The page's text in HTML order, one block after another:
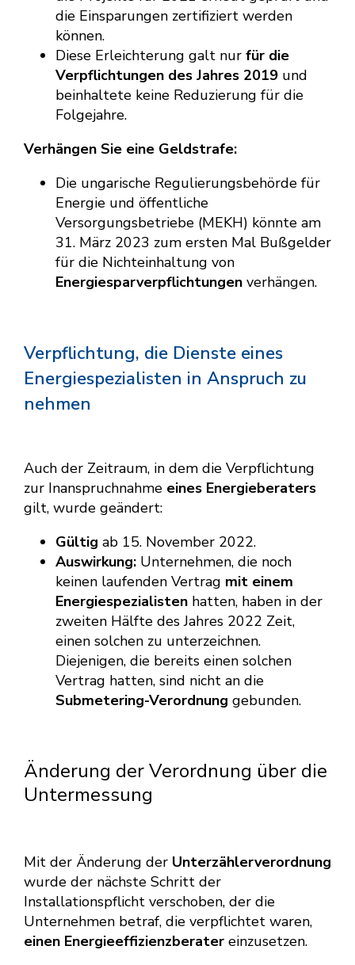
die Einsparungen zertifiziert werden
können.
Diese Erleichterung galt nur für die
Verpflichtungen des Jahres 2019 und
beinhaltete keine Reduzierung für die
Folgejahre.
Verhängen Sie eine Geldstrafe:
Die ungarische Regulierungsbehörde für
Energie und öffentliche
Versorgungsbetriebe (MEKH) könnte am
31. März 2023 zum ersten Mal Bußgelder
für die Nichteinhaltung von
Energiesparverpflichtungen verhängen.
Verpflichtung, die Dienste eines
Energiespezialisten in Anspruch zu
nehmen
Auch der Zeitraum, in dem die Verpflichtung
zur Inanspruchnahme eines Energieberaters
gilt, wurde geändert:
Gültig ab 15. November 2022.
Auswirkung: Unternehmen, die noch
keinen laufenden Vertrag mit einem
Energiespezialisten hatten, haben in der
zweiten Hälfte des Jahres 2022 Zeit,
einen solchen zu unterzeichnen.
Diejenigen, die bereits einen solchen
Vertrag hatten, sind nicht an die
Submetering-Verordnung gebunden.
Änderung der Verordnung über die
Untermessung
Mit der Änderung der Unterzählerverordnung
wurde der nächste Schritt der
Installationspflicht verschoben, der die
Unternehmen betraf, die verpflichtet waren,
einen Energieeffizienzberater einzusetzen.